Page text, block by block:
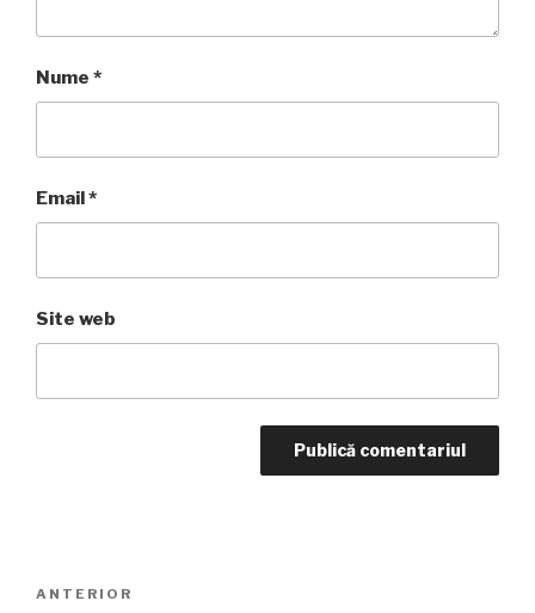
Nume *
Email*
Site web
Articolul
ANTERIOR